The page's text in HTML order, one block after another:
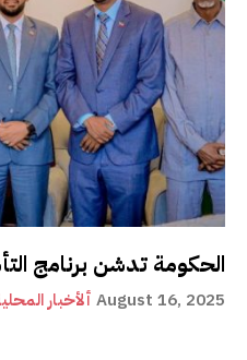
الحكومة تدشن برنامج
ألأخبار August 16, 2025